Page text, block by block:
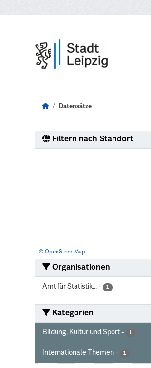
Datensätze
Filtern nach Standort
© OpenStreetMap
Organisationen
Amt für Statistik... - 1
Kategorien
Bildung, Kultur und Sport - 1
Internationale Themen - 1